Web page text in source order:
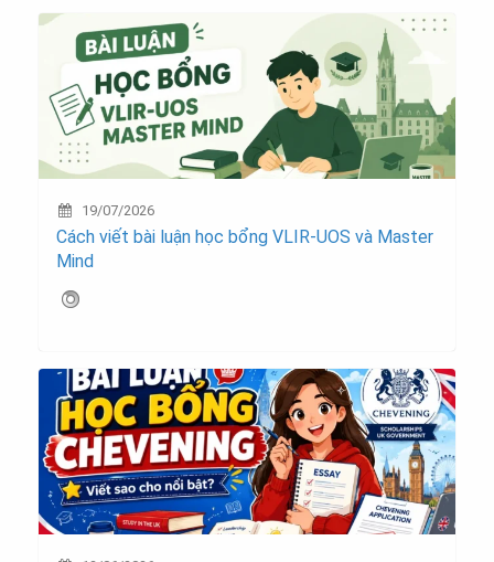
19/07/2026
Cách viết bài luận học bổng VLIR-UOS và Master
Mind